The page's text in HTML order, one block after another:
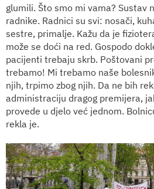
glumili. Što smo mi vama? Sustav
radnike. Radnici su svi: nosači,
sestre, primalje. Kažu da je
može se doći na red. Gospodo
pacijenti trebaju skrb. Poštovani
trebamo! Mi trebamo naše
njih, trpimo zbog njih. Da ne bih
administraciju dragog premijera,
provede u djelo već jednom.
rekla je.